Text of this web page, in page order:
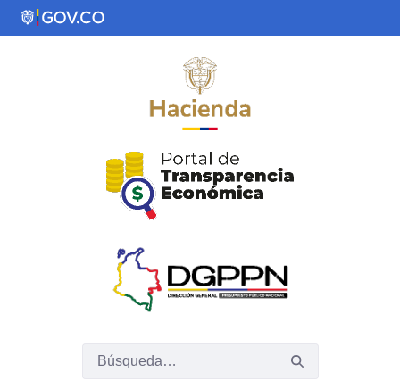
Saltar al contenido principal